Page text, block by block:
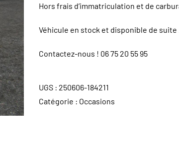
Hors frais d’immatriculation et de
Véhicule en stock et disponible de suite
Contactez-nous ! 06 75 20 55 95
UGS : 250606-184211
Catégorie : Occasions